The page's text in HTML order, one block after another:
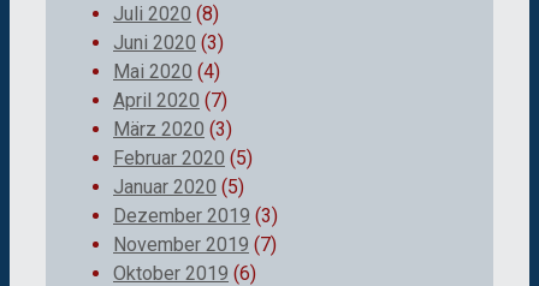
Juli 2020 (8)
Juni 2020 (3)
Mai 2020 (4)
April 2020 (7)
März 2020 (3)
Februar 2020 (5)
Januar 2020 (5)
Dezember 2019 (3)
November 2019 (7)
Oktober 2019 (6)